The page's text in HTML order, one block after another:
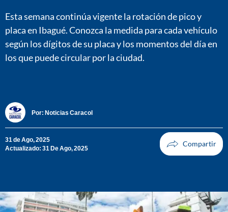
Esta semana continúa vigente la rotación de pico y
placa en Ibagué. Conozca la medida para cada vehículo
según los dígitos de su placa y los momentos del día en
los que puede circular por la ciudad.
Por: Noticias Caracol
31 de Ago, 2025
Actualizado: 31 De Ago, 2025